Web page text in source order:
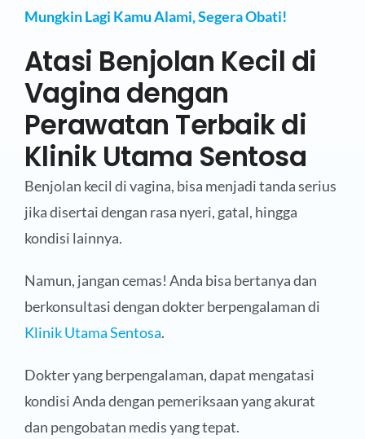
Mungkin Lagi Kamu Alami, Segera Obati!
Atasi Benjolan Kecil di
Vagina dengan
Perawatan Terbaik di
Klinik Utama Sentosa
Benjolan kecil di vagina, bisa menjadi tanda serius
jika disertai dengan rasa nyeri, gatal, hingga
kondisi lainnya.
Namun, jangan cemas! Anda bisa bertanya dan
berkonsultasi dengan dokter berpengalaman di
Klinik Utama Sentosa.
Dokter yang berpengalaman, dapat mengatasi
kondisi Anda dengan pemeriksaan yang akurat
dan pengobatan medis yang tepat.